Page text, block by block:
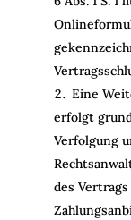
Eine
erfolgt
Verfolgung
des